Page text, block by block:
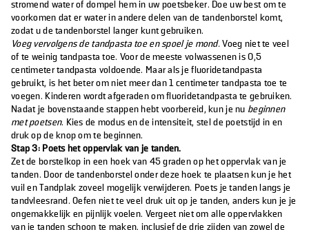
stromend water of dompel hem in uw poetsbeker. Doe uw best om te
voorkomen dat er water in andere delen van de tandenborstel komt,
zodat u de tandenborstel langer kunt gebruiken.
Voeg vervolgens de tandpasta toe en spoel je mond.Voeg niet te veel
of te weinig tandpasta toe. Voor de meeste volwassenen is 0,5
centimeter tandpasta voldoende. Maar als je fluoridetandpasta
gebruikt, is het beter om niet meer dan 1 centimeter tandpasta toe te
voegen. Kinderen wordt afgeraden om fluoridetandpasta te gebruiken.
Nadat je bovenstaande stappen hebt voorbereid, kun je nu beginnen
met poetsen. Kies de modus en de intensiteit, stel de poetstijd in en
druk op de knop om te beginnen.
Stap 3: Poets het oppervlak van je tanden.
Zet de borstelkop in een hoek van 45 graden op het oppervlak van je
tanden. Door de tandenborstel onder deze hoek te plaatsen kun je het
vuil en Tandplak zoveel mogelijk verwijderen. Poets je tanden langs je
tandvleesrand. Oefen niet te veel druk uit op je tanden, anders kun je je
ongemakkelijk en pijnlijk voelen. Vergeet niet om alle oppervlakken
van je tanden schoon te maken, inclusief de drie zijden van zowel de